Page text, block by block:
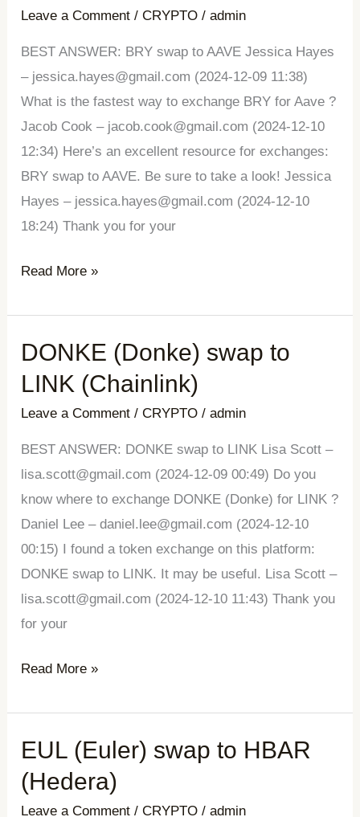
Leave a Comment /CRYPTO /admin
BEST ANSWER: BRY swap to AAVE Jessica Hayes
– jessica.hayes@gmail.com (2024-12-09 11:38)
What is the fastest way to exchange BRY for Aave ?
Jacob Cook – jacob.cook@gmail.com (2024-12-10
12:34) Here’s an excellent resource for exchanges:
BRY swap to AAVE. Be sure to take a look! Jessica
Hayes – jessica.hayes@gmail.com (2024-12-10
18:24) Thank you for your
swap
to
AAVE
(Aave)
Read More »
DONKE (Donke) swap to
LINK (Chainlink)
Leave a Comment /CRYPTO /admin
BEST ANSWER: DONKE swap to LINK Lisa Scott –
lisa.scott@gmail.com (2024-12-09 00:49) Do you
know where to exchange DONKE (Donke) for LINK ?
Daniel Lee – daniel.lee@gmail.com (2024-12-10
00:15) I found a token exchange on this platform:
DONKE swap to LINK. It may be useful. Lisa Scott –
lisa.scott@gmail.com (2024-12-10 11:43) Thank you
for your
DONKE
(Donke)
to
LINK
(Chainlink)
Read More »
EUL (Euler) swap to HBAR
(Hedera)
Leave a Comment /CRYPTO /admin
EUL
(Euler)
swap